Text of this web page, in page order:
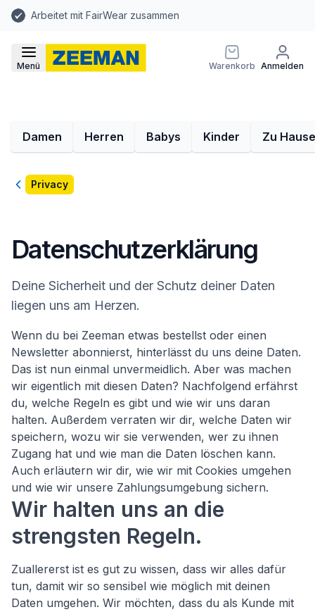
Arbeitet mit FairWear zusammen
Menü Warenkorb Anmelden
Damen Herren Babys Kinder Zu Hause
ZurückPrivacy
Datenschutzerklärung
Deine Sicherheit und der Schutz deiner Daten
liegen uns am Herzen.
Wenn du bei Zeeman etwas bestellst oder einen
Newsletter abonnierst, hinterlässt du uns deine Daten.
Das ist nun einmal unvermeidlich. Aber was machen
wir eigentlich mit diesen Daten? Nachfolgend erfährst
du, welche Regeln es gibt und wie wir uns daran
halten. Außerdem verraten wir dir, welche Daten wir
speichern, wozu wir sie verwenden, wer zu ihnen
Zugang hat und wie man die Daten löschen kann.
Auch erläutern wir dir, wie wir mit Cookies umgehen
und wie wir unsere Zahlungsumgebung sichern.
Wir halten uns an die
strengsten Regeln.
Zuallererst ist es gut zu wissen, dass wir alles dafür
tun, damit wir so sensibel wie möglich mit deinen
Daten umgehen. Wir möchten, dass du als Kunde mit